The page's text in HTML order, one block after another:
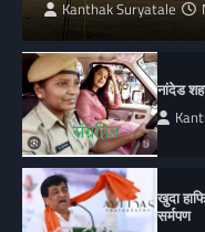
Kanthak Suryatale
नांदेड
खुदा
सर्मपण